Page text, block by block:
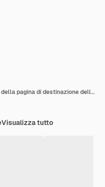
Disegnato a mano al modello della pagina di destinazione della scuola
Visualizza tutto